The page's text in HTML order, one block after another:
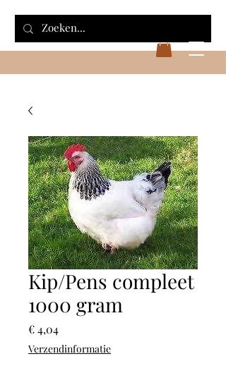
Kip/Pens compleet
1000 gram
€ 4,04Prijs
Verzendinformatie